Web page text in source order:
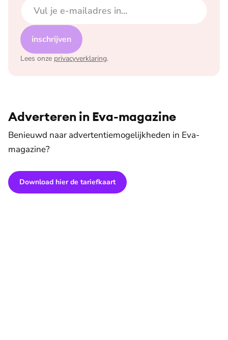
inschrijven
Lees onze privacyverklaring.
Adverteren in Eva-magazine
Benieuwd naar advertentiemogelijkheden in Eva-
magazine?
Download hier de tariefkaart